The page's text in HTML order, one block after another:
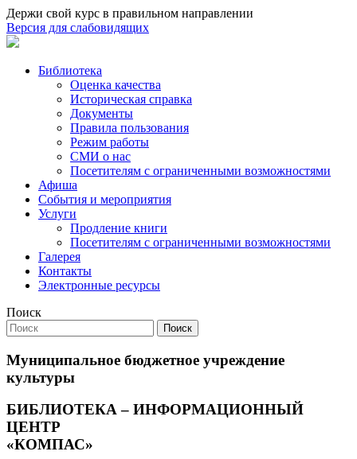
Держи свой курс в правильном направлении
Версия для слабовидящих
Библиотека
Оценка качества
Историческая справка
Документы
Правила пользования
Режим работы
СМИ о нас
Посетителям с ограниченными возможностями
Афиша
События и мероприятия
Услуги
Продление книги
Посетителям с ограниченными возможностями
Галерея
Контакты
Электронные ресурсы
Поиск
Поиск
Муниципальное бюджетное учреждение
культуры
БИБЛИОТЕКА – ИНФОРМАЦИОННЫЙ
ЦЕНТР
«КОМПАС»